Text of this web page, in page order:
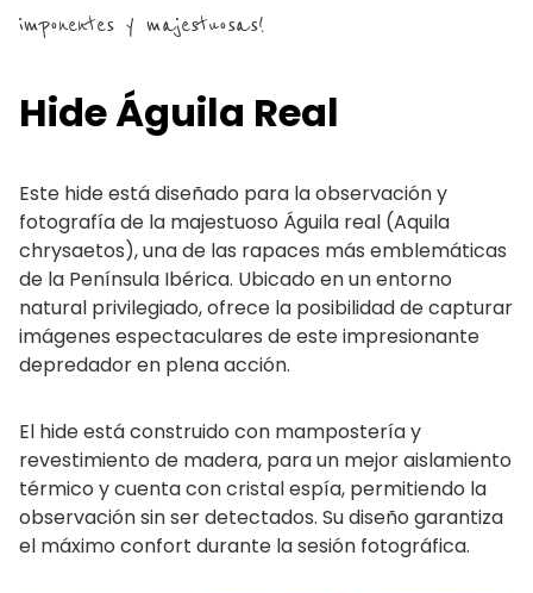
imponentes y majestuosas!
Hide Águila Real
Este hide está diseñado para la observación y
fotografía de la majestuoso Águila real (Aquila
chrysaetos), una de las rapaces más emblemáticas
de la Península Ibérica. Ubicado en un entorno
natural privilegiado, ofrece la posibilidad de capturar
imágenes espectaculares de este impresionante
depredador en plena acción.
El hide está construido con mampostería y
revestimiento de madera, para un mejor aislamiento
térmico y cuenta con cristal espía, permitiendo la
observación sin ser detectados. Su diseño garantiza
el máximo confort durante la sesión fotográfica.